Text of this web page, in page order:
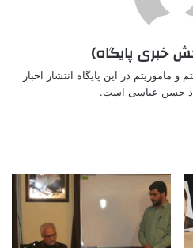
خبری پایگاه)
ماموریتم در این پایگاه انتشار اخبار
حسن عباسی است.